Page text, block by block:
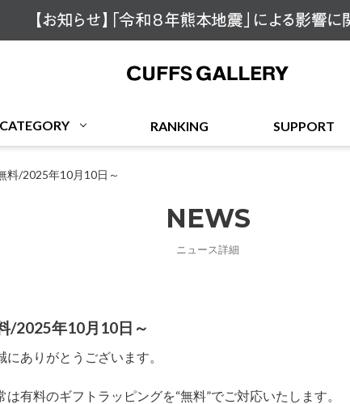
CATEGORY RANKING SUPPORT
料/2025年10月10日～
NEWS
ニュース詳細
/2025年10月10日～
ありがとうございます。
有料のギフトラッピングを“無料”でご対応いたします。